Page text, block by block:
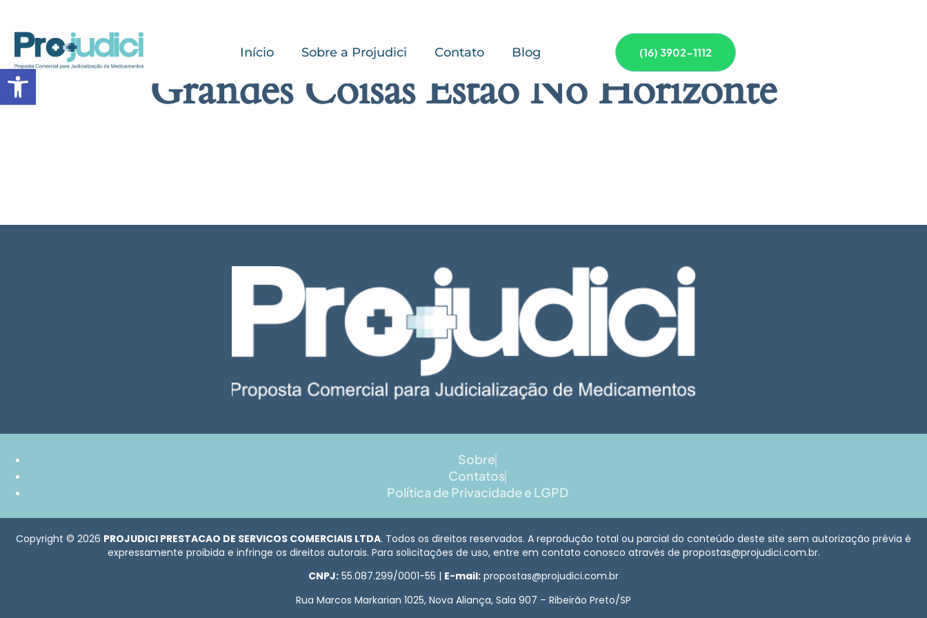
Abrir a barra de ferramentas
Início Sobre a Projudici Contato Blog (16) 3902-1112
Grandes Coisas Estão No Horizonte
Sobre
Contatos
Política de Privacidade e LGPD
Copyright © 2026 PROJUDICI PRESTACAO DE SERVICOS COMERCIAIS LTDA. Todos os direitos reservados. A reprodução total ou parcial do conteúdo deste site sem autorização prévia é
expressamente proibida e infringe os direitos autorais. Para solicitações de uso, entre em contato conosco através de propostas@projudici.com.br.
CNPJ: 55.087.299/0001-55 | E-mail: propostas@projudici.com.br
Rua Marcos Markarian 1025, Nova Aliança, Sala 907 – Ribeirão Preto/SP